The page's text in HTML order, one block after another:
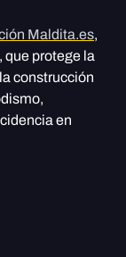
Maldita.es,
que protege la
construcción
en